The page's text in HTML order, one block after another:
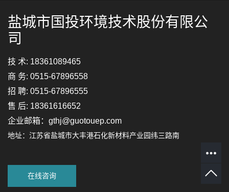
盐城市国投环境技术股份有限公
司
技 术: 18361089465
商 务: 0515-67896558
招 聘: 0515-67896555
售 后: 18361616652
企业邮箱：gthj@guotouep.com
地址：江苏省盐城市大丰港石化新材料产业园纬三路南
在线咨询